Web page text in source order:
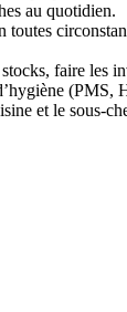
au quotidien.
toutes
faire les
(PMS,
et le sous-